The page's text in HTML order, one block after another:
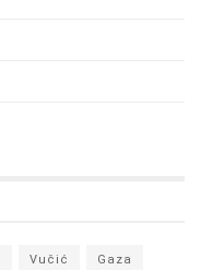
Vučić Gaza